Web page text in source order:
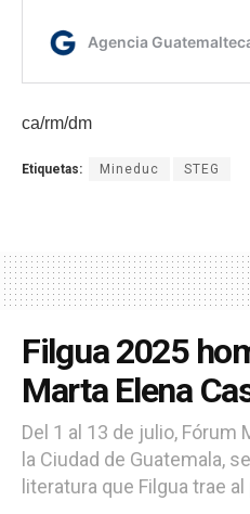
ca/rm/dm
Etiquetas: Mineduc STEG
Filgua 2025
Marta Elena
Del 1 al 13 de julio, Fórum
la Ciudad de Guatemala,
literatura que Filgua trae al